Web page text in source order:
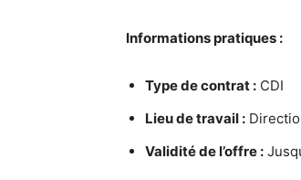
Informations pratiques :
Type de contrat : CDI
Lieu de travail :
Validité de l’offre :